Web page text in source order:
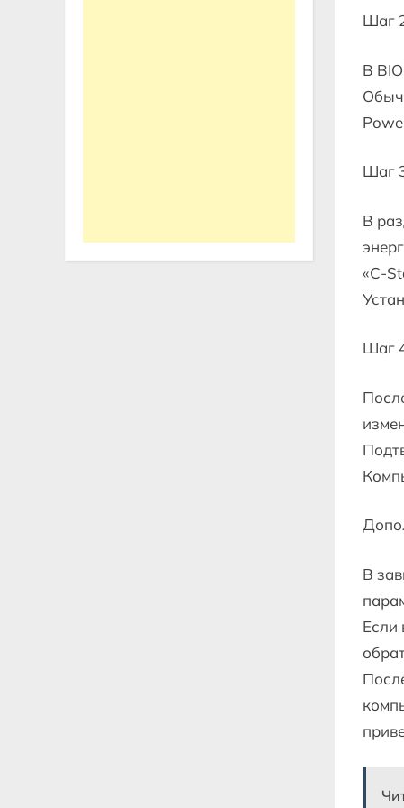
Шаг
В
Шаг
В
«C-
Шаг
В
Если